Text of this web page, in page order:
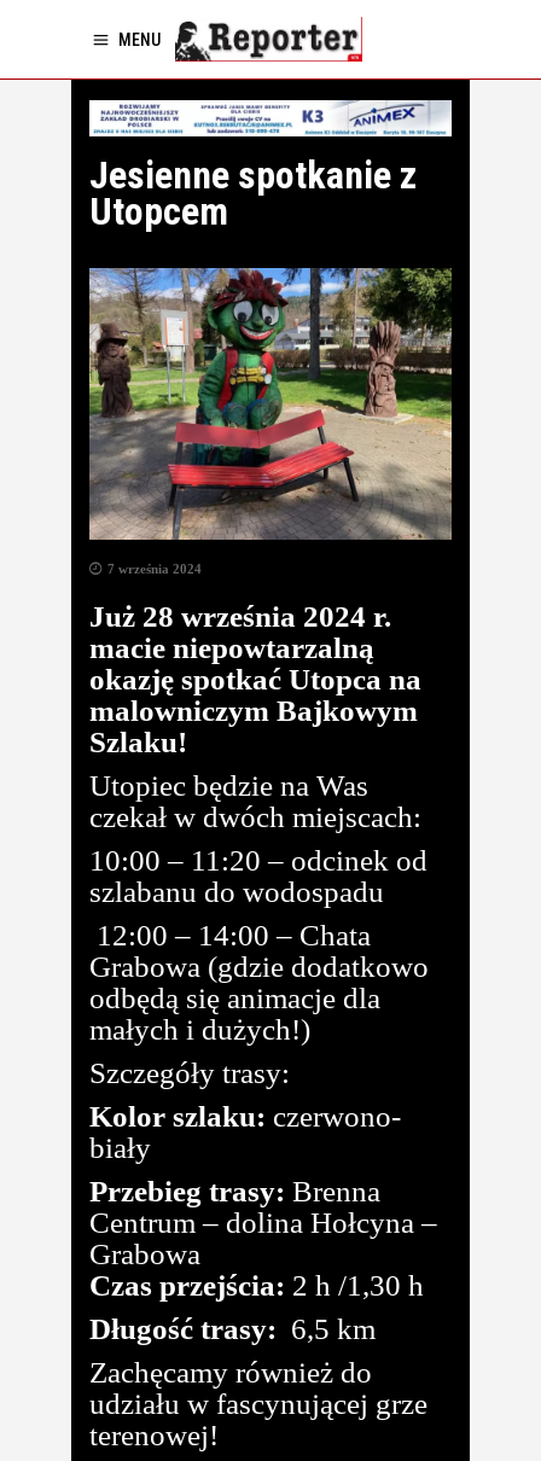
MENU
Jesienne spotkanie z
Utopcem
7 września 2024
Już 28 września 2024 r.
macie niepowtarzalną
okazję spotkać Utopca na
malowniczym Bajkowym
Szlaku!
Utopiec będzie na Was
czekał w dwóch miejscach:
10:00 – 11:20 – odcinek od
szlabanu do wodospadu
12:00 – 14:00 – Chata
Grabowa (gdzie dodatkowo
odbędą się animacje dla
małych i dużych!)
Szczegóły trasy:
Kolor szlaku: czerwono-
biały
Przebieg trasy: Brenna
Centrum – dolina Hołcyna –
Grabowa
Czas przejścia: 2 h /1,30 h
Długość trasy: 6,5 km
Zachęcamy również do
udziału w fascynującej grze
terenowej!